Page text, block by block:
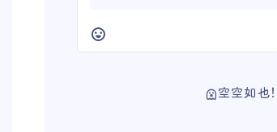
空空如也！